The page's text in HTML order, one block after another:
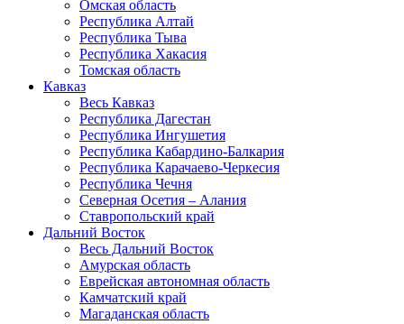
Омская область
Республика Алтай
Республика Тыва
Республика Хакасия
Томская область
Кавказ
Весь Кавказ
Республика Дагестан
Республика Ингушетия
Республика Кабардино-Балкария
Республика Карачаево-Черкесия
Республика Чечня
Северная Осетия – Алания
Ставропольский край
Дальний Восток
Весь Дальний Восток
Амурская область
Еврейская автономная область
Камчатский край
Магаданская область